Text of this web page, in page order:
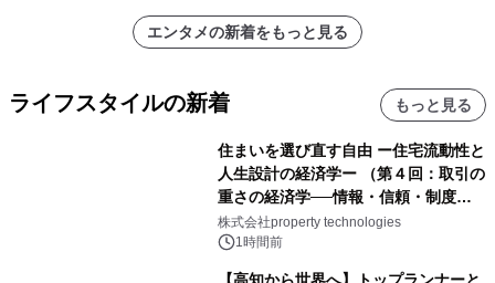
エンタメの新着をもっと見る
ライフスタイルの新着 もっと見る
住まいを選び直す自由 ー住宅流動性と
人生設計の経済学ー （第４回：取引の
重さの経済学──情報・信頼・制度を
PropTechはどう組み替えるか）｜
PropTech-Lab
株式会社property technologies
1時間前
【高知から世界へ】トップランナーと